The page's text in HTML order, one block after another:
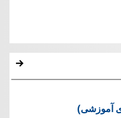
آموزشی)